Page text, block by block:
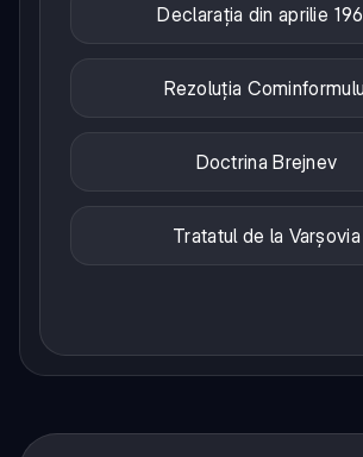
Declarația din aprilie
Rezoluția
Doctrina Brejnev
Tratatul de la Varșovia